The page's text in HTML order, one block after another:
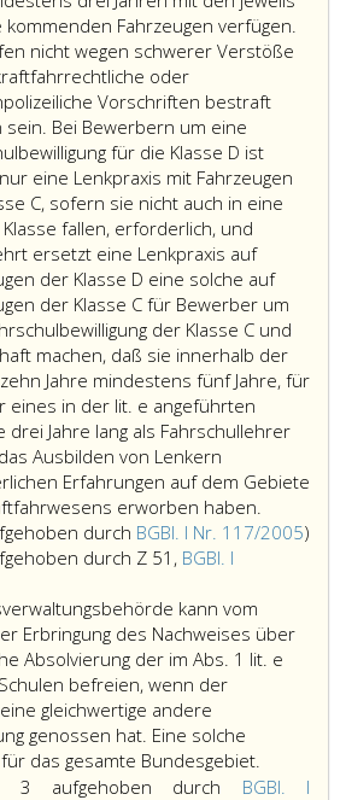
kommenden Fahrzeugen verfügen.
nicht wegen schwerer Verstöße
oder
Vorschriften bestraft
sein. Bei Bewerbern um eine
für die Klasse D ist
eine Lenkpraxis mit Fahrzeugen
C, sofern sie nicht auch in eine
fallen, erforderlich, und
ersetzt eine Lenkpraxis auf
der Klasse D eine solche auf
der Klasse C für Bewerber um
der Klasse C und
machen, daß sie innerhalb der
Jahre mindestens fünf Jahre, für
eines in der lit. e angeführten
drei Jahre lang als Fahrschullehrer
Ausbilden von Lenkern
Erfahrungen auf dem Gebiete
erworben haben.
machen,
der
letzten
Jahre,
durch BGBl. I Nr. 117/2005)
durch Z 51, BGBl. I
durch
Ziffer
Teil
kann vom
Erbringung des Nachweises über
Absolvierung der im Abs. 1 lit. e
befreien, wenn der
gleichwertige andere
genossen hat. Eine solche
das gesamte Bundesgebiet.
3 aufgehoben durch BGBl. I